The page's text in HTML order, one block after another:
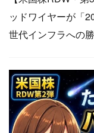
ッドワイヤーが「
世代インフラへの